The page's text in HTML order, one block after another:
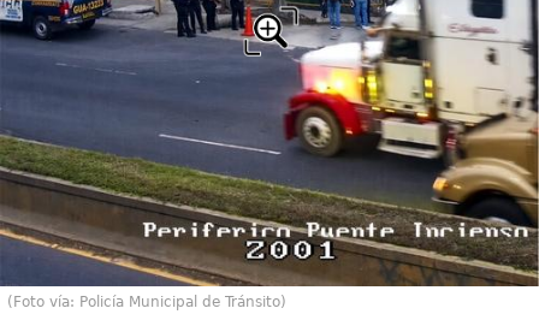
(Foto vía: Policía Municipal de Tránsito)